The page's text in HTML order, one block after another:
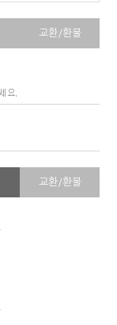
교환/환불
교환/환불